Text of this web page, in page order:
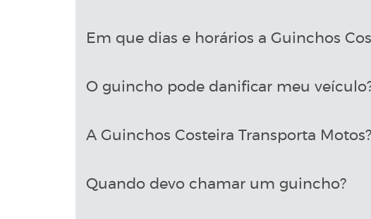
Em que dias e horários a Guinchos
O guincho pode danificar meu
A Guinchos Costeira Transporta Motos?
Quando devo chamar um guincho?